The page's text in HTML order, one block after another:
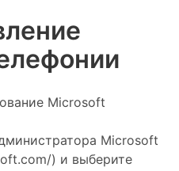
Microsoft
Microsoft
) и выберите